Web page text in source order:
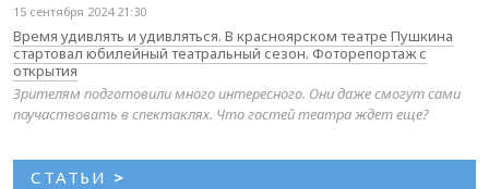
15 сентября 2024 21:30
Время удивлять и удивляться. В красноярском театре Пушкина
стартовал юбилейный театральный сезон. Фоторепортаж с
открытия
Зрителям подготовили много интересного. Они даже смогут сами
поучаствовать в спектаклях. Что гостей театра ждет еще?
СТАТЬИ >